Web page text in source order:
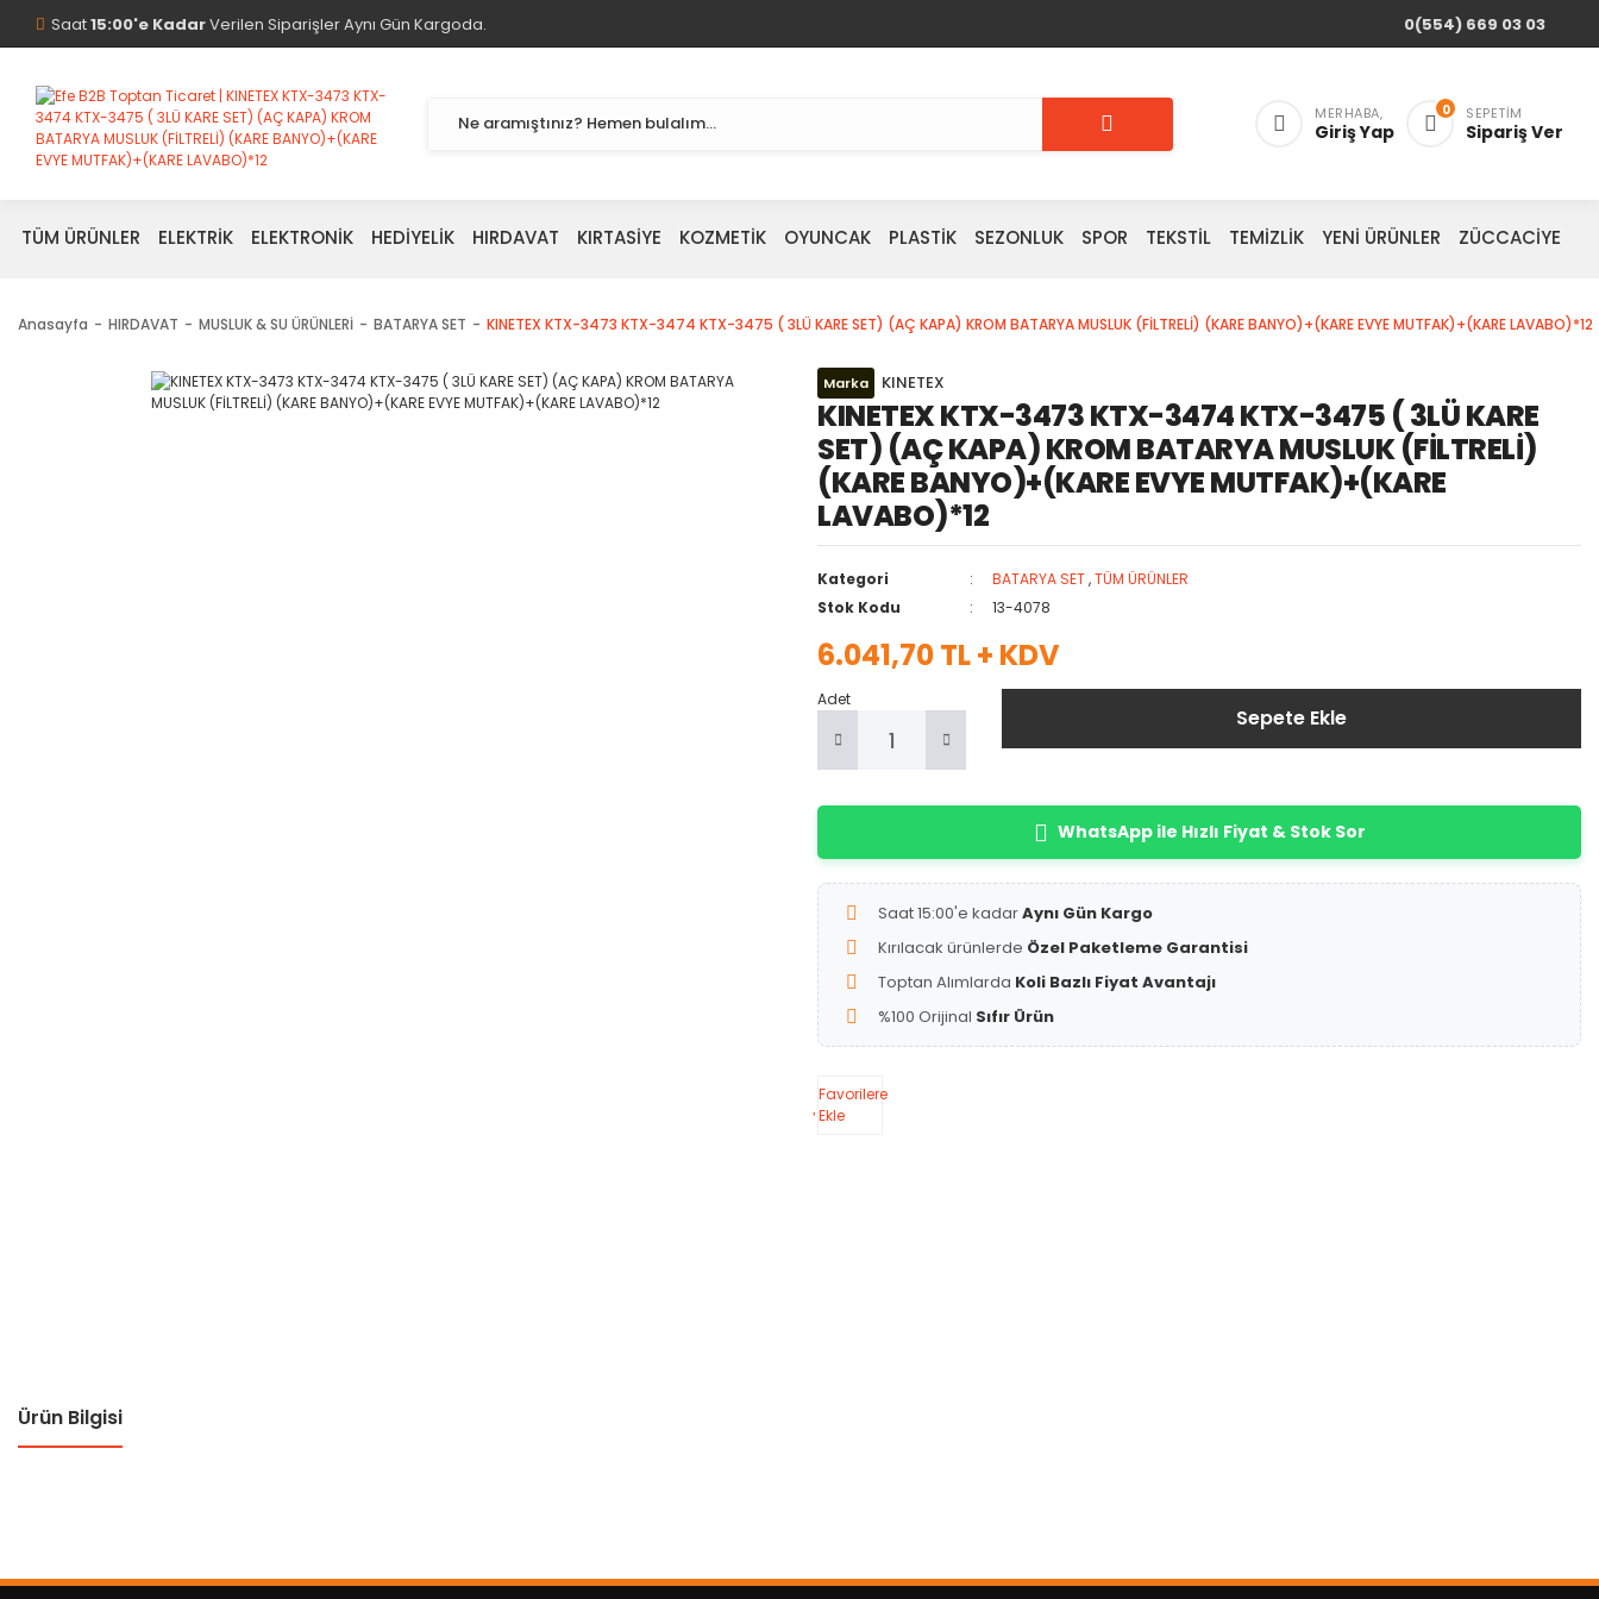
Saat15:00'e KadarVerilen Siparişler Aynı Gün Kargoda. 0(554) 669 03 03
MERHABA,
Giriş Yap
0 SEPETIM
Sipariş Ver
TÜM ÜRÜNLER ELEKTRİK ELEKTRONİK HEDİYELİK HIRDAVAT KIRTASİYE KOZMETİK OYUNCAK PLASTİK SEZONLUK SPOR TEKSTİL TEMİZLİK YENİ ÜRÜNLER ZÜCCACİYE
Anasayfa HIRDAVAT MUSLUK & SU ÜRÜNLERİ BATARYA SET KINETEX KTX-3473 KTX-3474 KTX-3475 ( 3LÜ KARE SET) (AÇ KAPA) KROM BATARYA MUSLUK (FİLTRELİ) (KARE BANYO)+(KARE EVYE MUTFAK)+(KARE LAVABO)*12
Marka KINETEX
KINETEX KTX-3473 KTX-3474 KTX-3475 ( 3LÜ KARE
SET) (AÇ KAPA) KROM BATARYA MUSLUK (FİLTRELİ)
(KARE BANYO)+(KARE EVYE MUTFAK)+(KARE
LAVABO)*12
Kategori BATARYA SET,TÜM ÜRÜNLER
Stok Kodu
13-4078
6.041,70 TL + KDV
Adet
Sepete Ekle
WhatsApp ile Hızlı Fiyat & Stok Sor
Saat 15:00'e kadarAynı Gün Kargo
Kırılacak ürünlerde Özel Paketleme Garantisi
Toptan Alımlarda Koli Bazlı Fiyat Avantajı
%100 Orijinal Sıfır Ürün
Favorilere
Ekle
Ürün Bilgisi